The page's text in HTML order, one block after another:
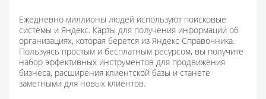
Ежедневно миллионы людей используют поисковые
системы и Яндекс. Карты для получения информации об
организациях, которая берется из Яндекс Справочника.
Пользуясь простым и бесплатным ресурсом, вы получите
набор эффективных инструментов для продвижения
бизнеса, расширения клиентской базы и станете
заметными для новых клиентов.